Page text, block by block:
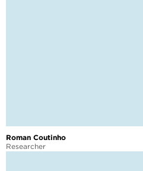
Roman Coutinho
Researcher